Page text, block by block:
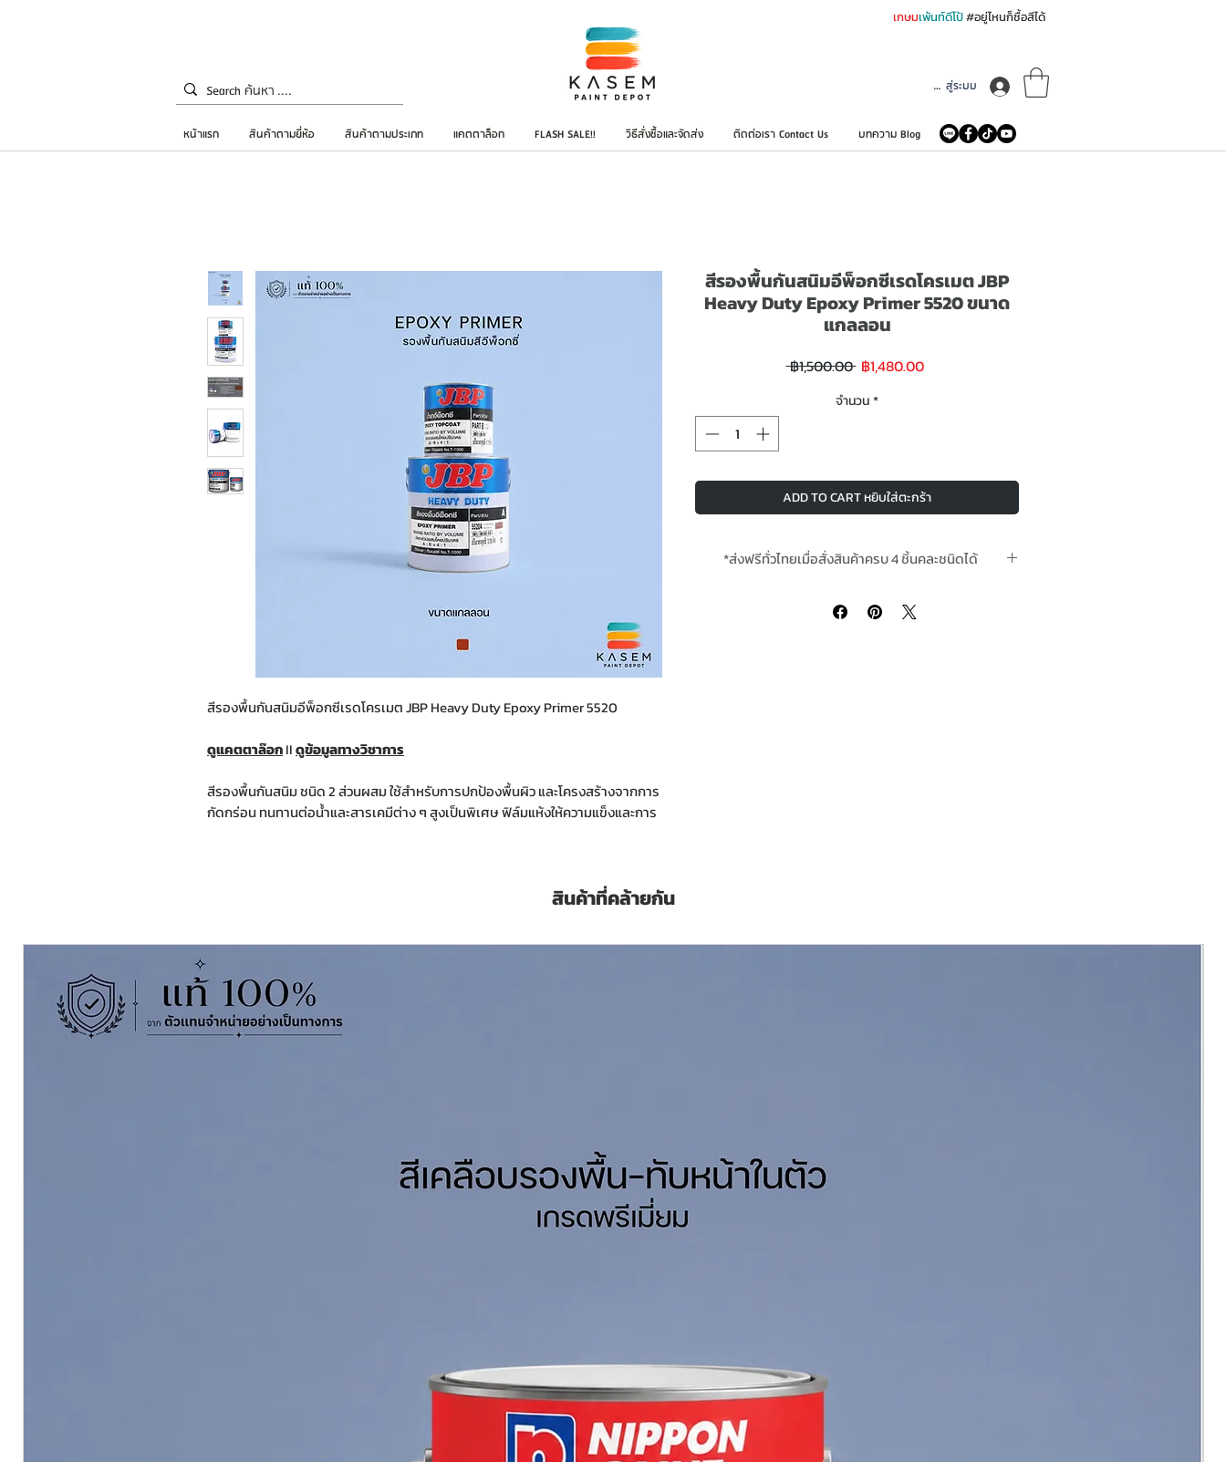
เกษมเพ้นท์ดีโป้#อยู่ไหนก็ซื้อสีได้
เข้าสู่ระบบ
หน้าแรก สินค้าตามยี่ห้อ สินค้าตามประเภท แคตตาล็อก FLASH SALE!! วิธีสั่งซื้อและจัดส่ง ติดต่อเรา Contact Us บทความ Blog
สีรองพื้นกันสนิมอีพ็อกซีเรดโครเมต JBP Heavy Duty Epoxy Primer 5520
ดูแคตตาล๊อกIIดูข้อมูลทางวิชาการ
สีรองพื้นกันสนิม ชนิด 2 ส่วนผสม ใช้สำหรับการปกป้องพื้นผิว และโครงสร้างจากการ
กัดกร่อน ทนทานต่อน้ำและสารเคมีต่าง ๆ สูงเป็นพิเศษ ฟิล์มแห้งให้ความแข็งและการ
สีรองพื้นกันสนิมอีพ็อกซีเรดโครเมต JBP
Heavy Duty Epoxy Primer 5520 ขนาด
แกลลอน
฿1,500.00 ราคา
฿1,480.00ราคา
จำนวน*
ADD TO CART หยิบใส่ตะกร้า
*ส่งฟรีทั่วไทยเมื่อสั่งสินค้าครบ 4 ชิ้นคละชนิดได้
สินค้าที่คล้ายกัน